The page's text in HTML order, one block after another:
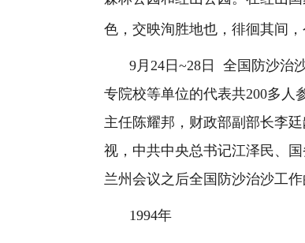
色，交映洵胜地也，徘徊其间，
9月 24 日 ~28 日 全国防沙治
专院校等单位的代表共200多人
主任陈耀邦，财政部副部长李
视，中共中央总书记江泽民、
兰州会议之后全国防沙治沙工
1994年